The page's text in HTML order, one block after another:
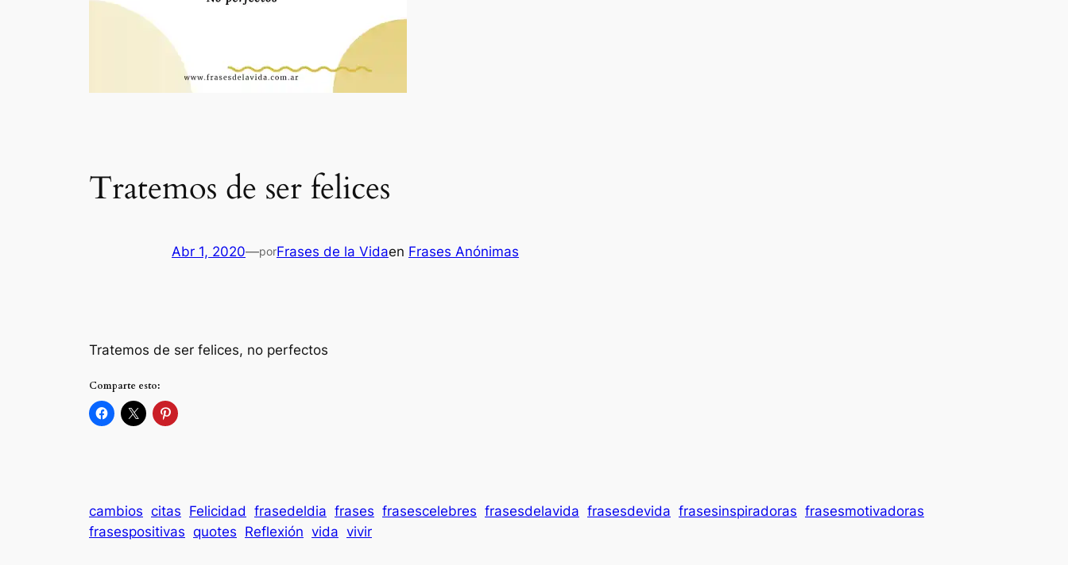
Tratemos de ser felices
Abr 1, 2020—porFrases de la Vidaen Frases Anónimas
Tratemos de ser felices, no perfectos
Comparte esto:
cambios citas Felicidad frasedeldia frases frasescelebres frasesdelavida frasesdevida frasesinspiradoras frasesmotivadoras
frasespositivas quotes Reflexión vida vivir